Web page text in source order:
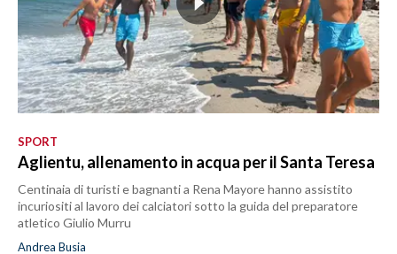
SPORT
Aglientu, allenamento in acqua per il Santa Teresa
Centinaia di turisti e bagnanti a Rena Mayore hanno assistito
incuriositi al lavoro dei calciatori sotto la guida del preparatore
atletico Giulio Murru
Andrea Busia